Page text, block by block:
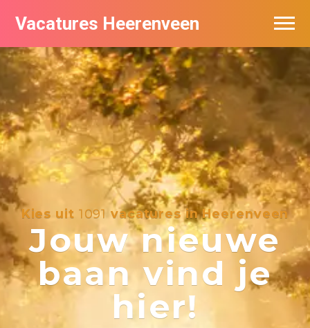
Vacatures Heerenveen
Kies uit 1091 vacatures in Heerenveen
Jouw nieuwe
baan vind je
hier!
Vacatures per bedrijf
De populairste vacatures in Heerenveen
Nieuwsbrief feed